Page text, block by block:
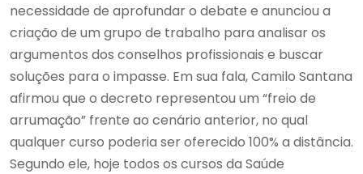
necessidade de aprofundar o debate e anunciou a
criação de um grupo de trabalho para analisar os
argumentos dos conselhos profissionais e buscar
soluções para o impasse. Em sua fala, Camilo Santana
afirmou que o decreto representou um “freio de
arrumação” frente ao cenário anterior, no qual
qualquer curso poderia ser oferecido 100% a distância.
Segundo ele, hoje todos os cursos da Saúde